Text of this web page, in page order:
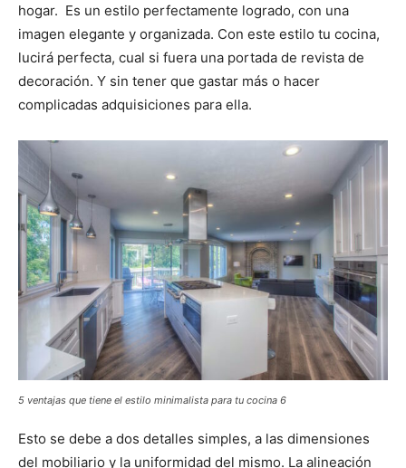
hogar. Es un estilo perfectamente logrado, con una
imagen elegante y organizada. Con este estilo tu cocina,
lucirá perfecta, cual si fuera una portada de revista de
decoración. Y sin tener que gastar más o hacer
complicadas adquisiciones para ella.
5 ventajas que tiene el estilo minimalista para tu cocina 6
Esto se debe a dos detalles simples, a las dimensiones
del mobiliario y la uniformidad del mismo. La alineación